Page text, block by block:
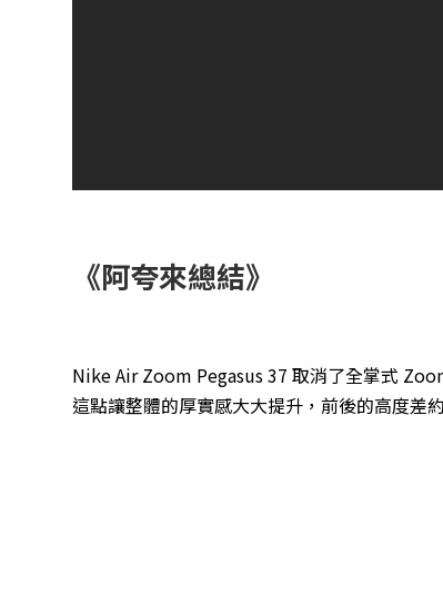
《阿夸來總結》
Nike Air Zoom Pegasus 37 取消了全掌式
這點讓整體的厚實感大大提升，前後的高度差